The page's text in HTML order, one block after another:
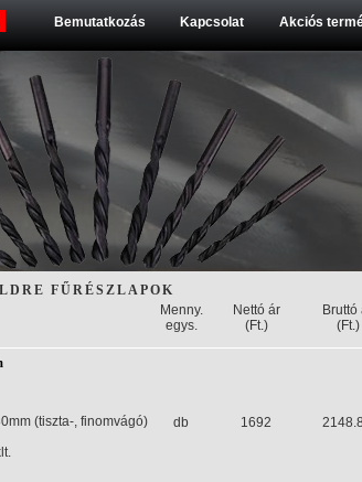
Bemutatkozás Kapcsolat Akciós
FŰRÉSZLAPOK
Menny.
egys.
Nettó ár
(Ft.)
Bruttó
(Ft.)
db 1692
(tiszta-, finomvágó)